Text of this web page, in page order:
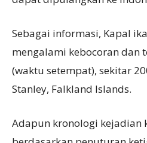
Sebagai informasi, Kapal
mengalami kebocoran dan
(waktu setempat), sekitar
Stanley, Falkland Islands.
Adapun kronologi kejadian